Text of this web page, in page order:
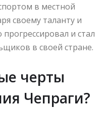
в местной
своему таланту и
и стал
в своей стране.
черты
Чепраги?